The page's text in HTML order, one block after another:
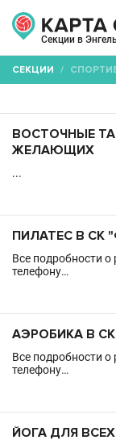
Секции в
СЕКЦИИ /
ВОСТОЧНЫЕ
ЖЕЛАЮЩИХ
...
ПИЛАТЕС В СК
Все подробности о
телефону…
АЭРОБИКА В
Все подробности о
телефону…
ЙОГА ДЛЯ